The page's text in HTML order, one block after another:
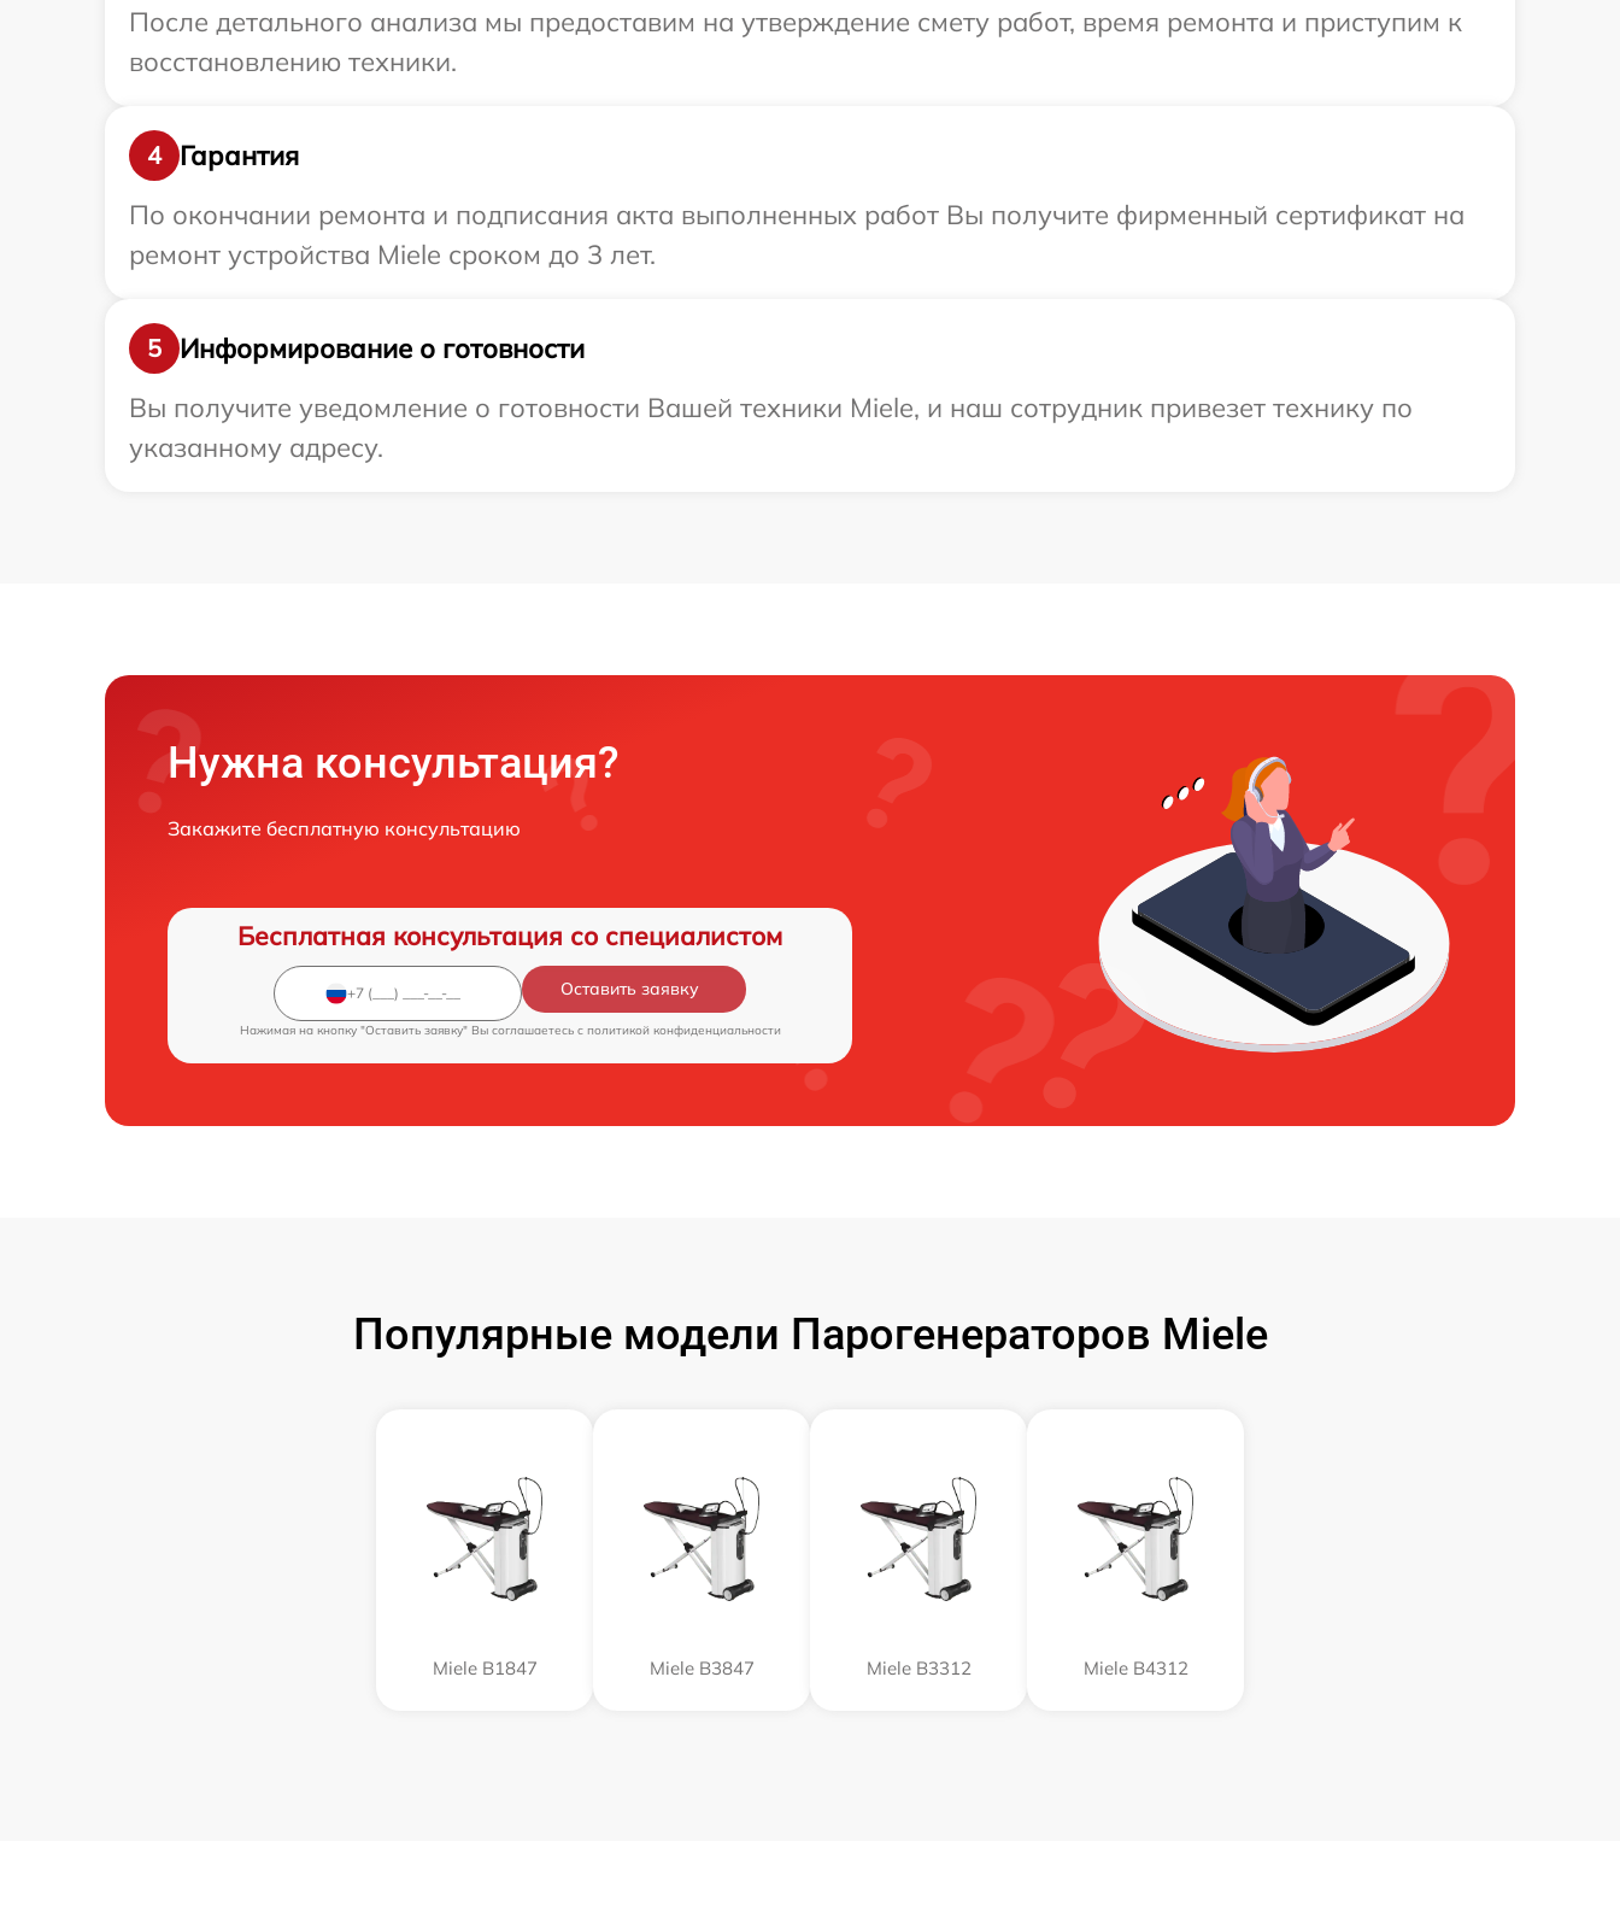
После детального анализа мы предоставим на утверждение смету работ, время ремонта и приступим к
восстановлению техники.
4
Гарантия
По окончании ремонта и подписания акта выполненных работ Вы получите фирменный сертификат на
ремонт устройства Miele сроком до 3 лет.
5
Информирование о готовности
Вы получите уведомление о готовности Вашей техники Miele, и наш сотрудник привезет технику по
указанному адресу.
Нужна консультация?
Закажите бесплатную консультацию
Бесплатная консультация со специалистом
Оставить заявку
Нажимая на кнопку "Оставить заявку" Вы соглашаетесь c политикой конфиденциальности
Популярные модели Парогенераторов Miele
Miele B1847 Miele B3847 Miele B3312 Miele B4312